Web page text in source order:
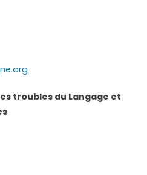
troubles du Langage et